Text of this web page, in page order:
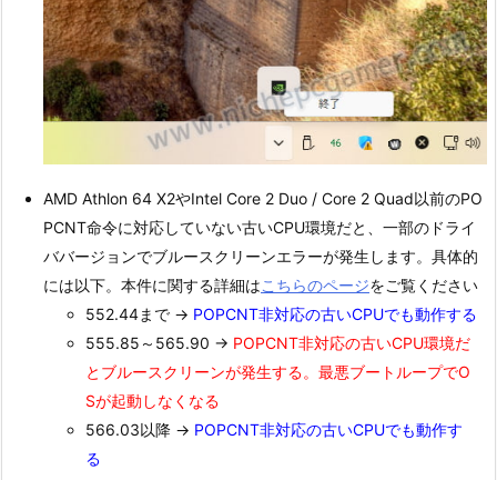
AMD Athlon 64 X2やIntel Core 2 Duo / Core 2 Quad以前のPO
PCNT命令に対応していない古いCPU環境だと、一部のドライ
ババージョンでブルースクリーンエラーが発生します。具体的
には以下。本件に関する詳細はこちらのページをご覧ください
552.44まで → POPCNT非対応の古いCPUでも動作する
555.85～565.90 → POPCNT非対応の古いCPU環境だ
とブルースクリーンが発生する。最悪ブートループでO
Sが起動しなくなる
566.03以降 → POPCNT非対応の古いCPUでも動作す
る